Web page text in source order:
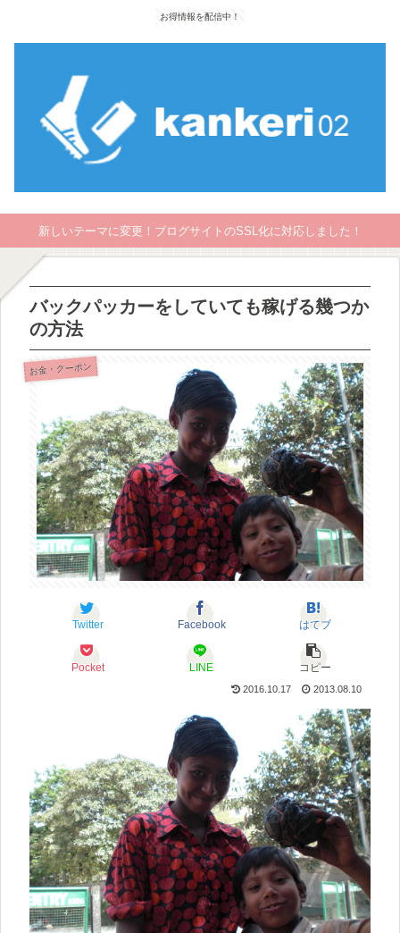
お得情報を配信中！
新しいテーマに変更！ブログサイトのSSL化に対応しました！
バックパッカーをしていても稼げる幾つか
の方法
お金・クーポン
Twitter Facebook はてブ
Pocket LINE コピー
2016.10.17 2013.08.10